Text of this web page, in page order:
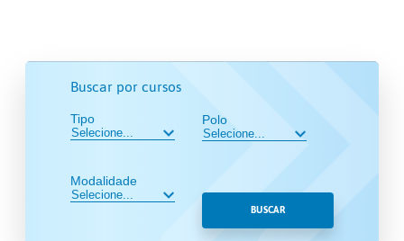
Buscar por cursos
Tipo
Modalidade
Polo
BUSCAR